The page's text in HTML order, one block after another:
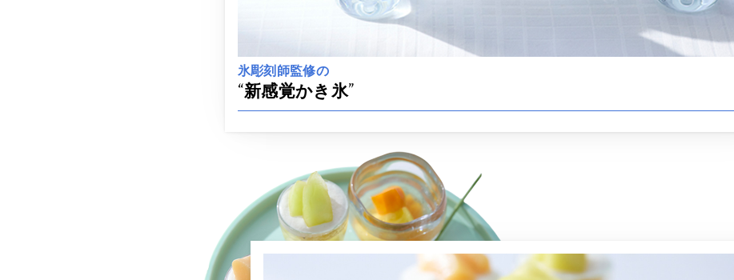
氷彫刻師監修の
“新感覚かき氷”